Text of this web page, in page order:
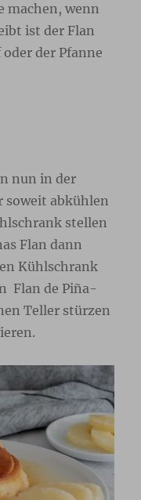
machen, wenn
ist der Flan
der Pfanne
nun in der
soweit abkühlen
stellen
Flan dann
Kühlschrank
Flan de Piña-
Teller stürzen